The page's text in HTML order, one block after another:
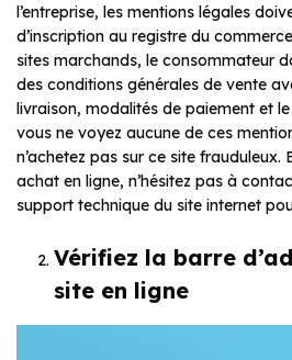
l’entreprise, les mentions légales
d’inscription au registre du
sites marchands, le consommateur
des conditions générales de vente
livraison, modalités de paiement et
vous ne voyez aucune de ces
n’achetez pas sur ce site
achat en ligne, n’hésitez pas à
support technique du site internet
Vérifiez la barre
site en ligne